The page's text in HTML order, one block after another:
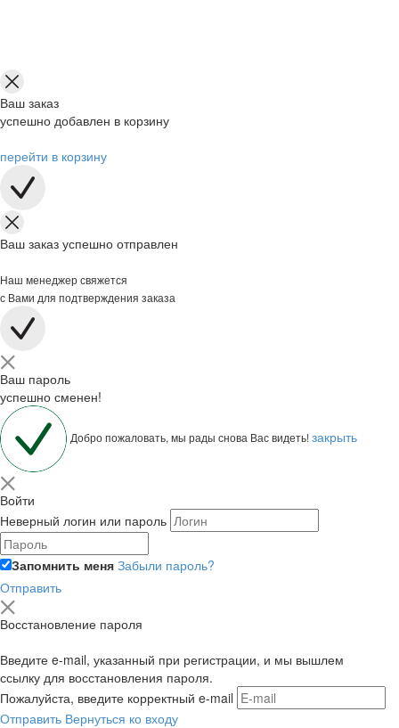
Ваш заказ
успешно добавлен в корзину
перейти в корзину
Ваш заказ успешно отправлен
Наш менеджер свяжется
с Вами для подтверждения заказа
Ваш пароль
успешно сменен!
Добро пожаловать, мы рады снова Вас видеть!закрыть
Войти
Неверный логин или пароль
Запомнить меня Забыли пароль?
Отправить
Восстановление пароля
Введите e-mail, указанный при регистрации, и мы вышлем
ссылку для восстановления пароля.
Пожалуйста, введите корректный e-mail
Отправить Вернуться ко входу